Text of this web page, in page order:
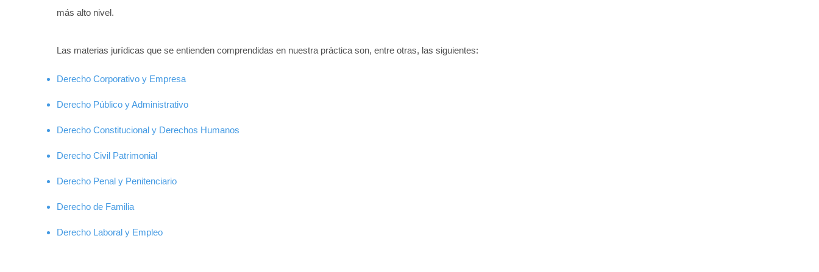
más alto nivel.
Las materias jurídicas que se entienden comprendidas en nuestra práctica son, entre otras, las siguientes:
Derecho Corporativo y Empresa
Derecho Público y Administrativo
Derecho Constitucional y Derechos Humanos
Derecho Civil Patrimonial​
Derecho Penal y Penitenciario
Derecho de Familia
Derecho Laboral ​ y Empleo